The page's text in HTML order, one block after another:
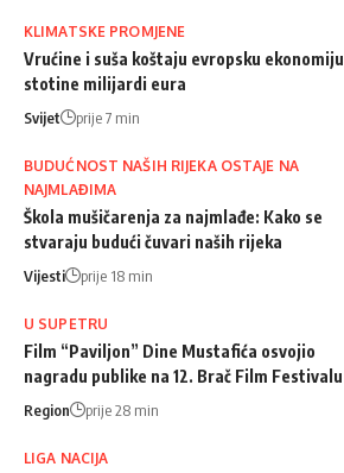
KLIMATSKE PROMJENE
Vrućine i suša koštaju evropsku ekonomiju
stotine milijardi eura
Svijet prije 7 min
BUDUĆNOST NAŠIH RIJEKA OSTAJE NA
NAJMLAĐIMA
Škola mušičarenja za najmlađe: Kako se
stvaraju budući čuvari naših rijeka
Vijesti prije 18 min
U SUPETRU
Film “Paviljon” Dine Mustafića osvojio
nagradu publike na 12. Brač Film Festivalu
Region prije 28 min
LIGA NACIJA